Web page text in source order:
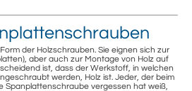
der Holzschrauben. Sie eignen sich zur
aber auch zur Montage von Holz auf
ist, dass der Werkstoff, in welchen
werden, Holz ist. Jeder, der beim
Spanplattenschraube vergessen hat weiß,